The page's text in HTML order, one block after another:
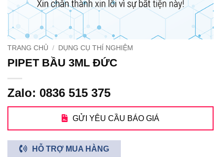
TRANG CHỦ / DỤNG CỤ THÍ NGHIỆM
PIPET BẦU 3ML ĐỨC
Zalo: 0836 515 375
GỬI YÊU CẦU BÁO GIÁ
HỖ TRỢ MUA HÀNG